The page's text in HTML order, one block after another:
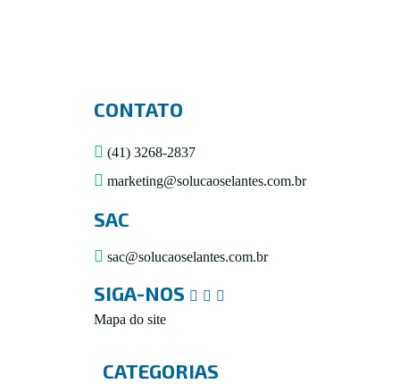
CONTATO
(41) 3268-2837
marketing@solucaoselantes.com.br
SAC
sac@solucaoselantes.com.br
SIGA-NOS
Mapa do site
CATEGORIAS